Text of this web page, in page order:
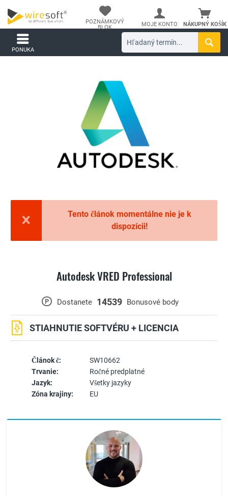
NÁKUPNÝ KOŠÍK
POZNÁMKOVÝ
BLOK
MOJE KONTO
PONUKA
Tento článok momentálne nie je k
dispozícii!
Autodesk VRED Professional
Článok č:
SW10662
Trvanie:
Ročné predplatné
Jazyk:
Všetky jazyky
Zóna krajiny:
EU
P Dostanete 14539 Bonusové body
STIAHNUTIE SOFTVÉRU + LICENCIA